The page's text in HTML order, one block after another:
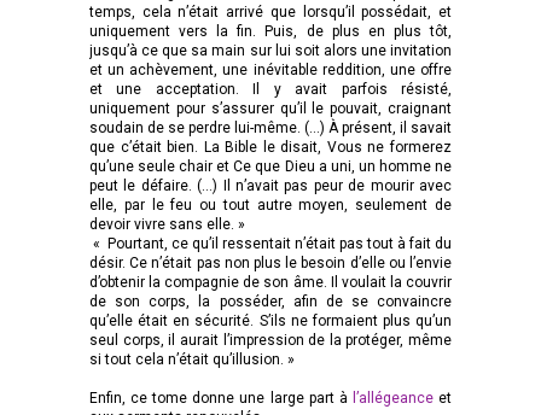
temps, cela n’était arrivé que lorsqu’il possédait, et
uniquement vers la fin. Puis, de plus en plus tôt,
jusqu’à ce que sa main sur lui soit alors une invitation
et un achèvement, une inévitable reddition, une offre
et une acceptation. Il y avait parfois résisté,
uniquement pour s’assurer qu’il le pouvait, craignant
soudain de se perdre lui-même. (…) À présent, il savait
que c’était bien. La Bible le disait, Vous ne formerez
qu’une seule chair et Ce que Dieu a uni, un homme ne
peut le défaire. (…) Il n’avait pas peur de mourir avec
elle, par le feu ou tout autre moyen, seulement de
devoir vivre sans elle. »
« Pourtant, ce qu’il ressentait n’était pas tout à fait du
désir. Ce n’était pas non plus le besoin d’elle ou l’envie
d’obtenir la compagnie de son âme. Il voulait la couvrir
de son corps, la posséder, afin de se convaincre
qu’elle était en sécurité. S’ils ne formaient plus qu’un
seul corps, il aurait l’impression de la protéger, même
si tout cela n’était qu’illusion. »
Enfin, ce tome donne une large part à l’allégeanceet